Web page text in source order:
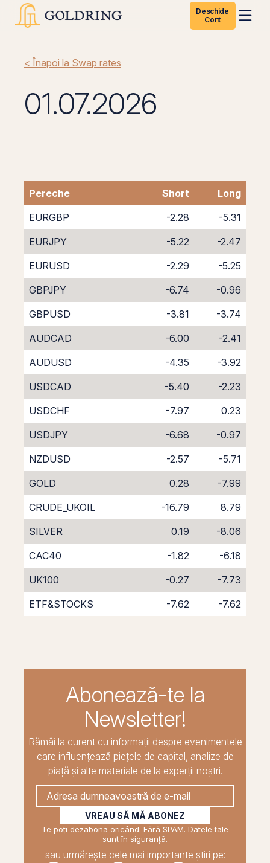
Deschide
Cont
< Înapoi la Swap rates
01.07.2026
Pereche Short
Long
EURGBP
-2.28
-5.31
EURJPY
-5.22
-2.47
EURUSD
-2.29
-5.25
GBPJPY
-6.74
-0.96
GBPUSD
-3.81
-3.74
AUDCAD
-6.00
-2.41
AUDUSD
-4.35
-3.92
USDCAD
-5.40
-2.23
USDCHF
-7.97
0.23
USDJPY
-6.68
-0.97
NZDUSD
-2.57
-5.71
GOLD
0.28
-7.99
CRUDE_UKOIL
-16.79
8.79
SILVER
0.19
-8.06
CAC40
-1.82
-6.18
UK100
-0.27
-7.73
ETF&STOCKS
-7.62 -7.62
Abonează-te la
Newsletter!
Rămâi la curent cu informații despre evenimentele
care influențează piețele de capital, analize de
piață și alte materiale de la experții noștri.
VREAU SĂ MĂ ABONEZ
Te poți dezabona oricând. Fără SPAM. Datele tale
sunt în siguranță.
sau urmărește cele mai importante știri pe: